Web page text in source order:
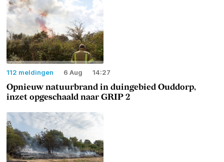
112 meldingen 6 Aug 14:27
Opnieuw natuurbrand in duingebied Ouddorp,
inzet opgeschaald naar GRIP 2